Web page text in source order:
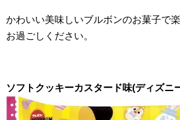
かわいい美味しいブルボンのお菓子で
お過ごしください。
ソフトクッキーカスタード味(ディズニ